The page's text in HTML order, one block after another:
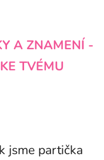
A ZNAMENÍ -
TVÉMU
jsme partička